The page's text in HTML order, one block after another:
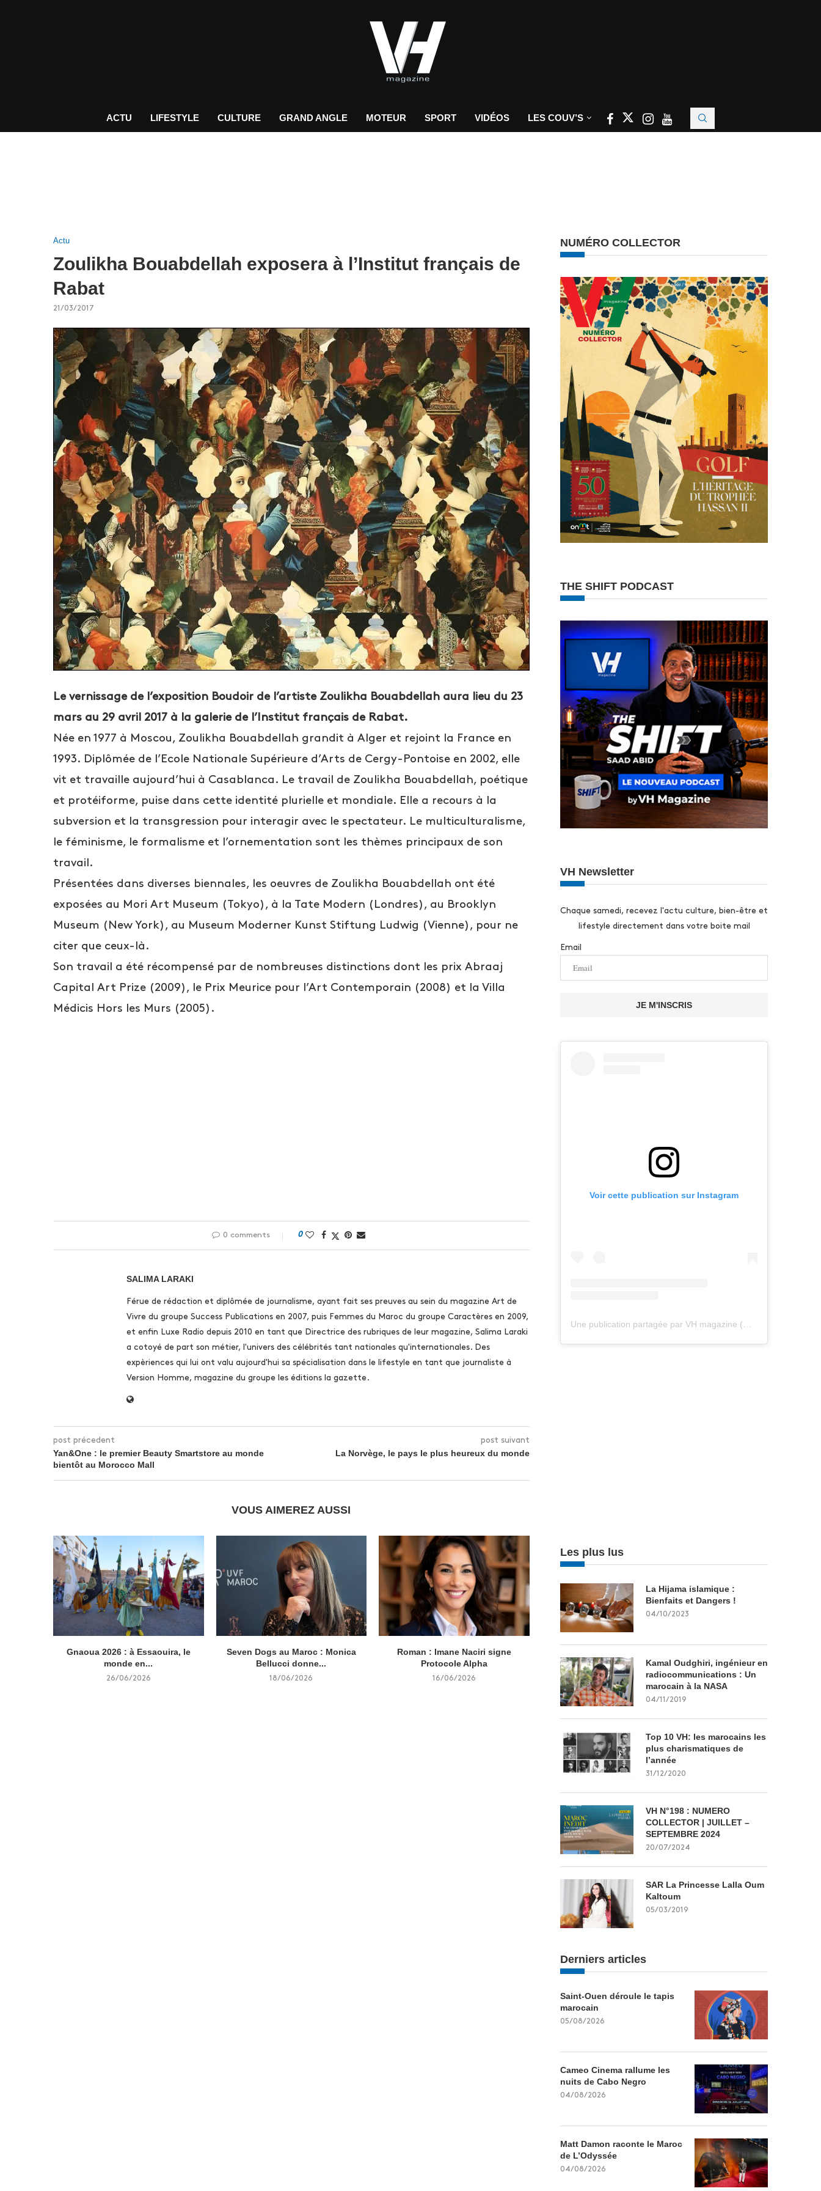
ACTU LIFESTYLE CULTURE GRAND ANGLE MOTEUR SPORT VIDÉOS LES COUV’S
Actu
Zoulikha Bouabdellah exposera à l’Institut français de
Rabat
21/03/2017
Le vernissage de l’exposition Boudoir de l’artiste Zoulikha Bouabdellah aura lieu du 23
mars au 29 avril 2017 à la galerie de l’Institut français de Rabat.
Née en 1977 à Moscou, Zoulikha Bouabdellah grandit à Alger et rejoint la France en
1993. Diplômée de l’Ecole Nationale Supérieure d’Arts de Cergy-Pontoise en 2002, elle
vit et travaille aujourd’hui à Casablanca. Le travail de Zoulikha Bouabdellah, poétique
et protéiforme, puise dans cette identité plurielle et mondiale. Elle a recours à la
subversion et la transgression pour interagir avec le spectateur. Le multiculturalisme,
le féminisme, le formalisme et l’ornementation sont les thèmes principaux de son
travail.
Présentées dans diverses biennales, les oeuvres de Zoulikha Bouabdellah ont été
exposées au Mori Art Museum (Tokyo), à la Tate Modern (Londres), au Brooklyn
Museum (New York), au Museum Moderner Kunst Stiftung Ludwig (Vienne), pour ne
citer que ceux-là.
Son travail a été récompensé par de nombreuses distinctions dont les prix Abraaj
Capital Art Prize (2009), le Prix Meurice pour l’Art Contemporain (2008) et la Villa
Médicis Hors les Murs (2005).
0 comments 0
SALIMA LARAKI
Férue de rédaction et diplômée de journalisme, ayant fait ses preuves au sein du magazine Art de
Vivre du groupe Success Publications en 2007, puis Femmes du Maroc du groupe Caractères en 2009,
et enfin Luxe Radio depuis 2010 en tant que Directrice des rubriques de leur magazine, Salima Laraki
a cotoyé de part son métier, l'univers des célébrités tant nationales qu'internationales. Des
expèriences qui lui ont valu aujourd'hui sa spécialisation dans le lifestyle en tant que journaliste à
Version Homme, magazine du groupe les éditions la gazette.
post précedent
Yan&One : le premier Beauty Smartstore au monde
bientôt au Morocco Mall
post suivant
La Norvège, le pays le plus heureux du monde
VOUS AIMEREZ AUSSI
Gnaoua 2026 : à Essaouira, le
monde en...
26/06/2026
Seven Dogs au Maroc : Monica
Bellucci donne...
18/06/2026
Roman : Imane Naciri signe
Protocole Alpha
16/06/2026
NUMÉRO COLLECTOR
THE SHIFT PODCAST
VH Newsletter
Chaque samedi, recevez l'actu culture, bien-être et
lifestyle directement dans votre boite mail
Email
JE M'INSCRIS
Voir cette publication sur Instagram
Les plus lus
La Hijama islamique :
Bienfaits et Dangers !
04/10/2023
Kamal Oudghiri, ingénieur en
radiocommunications : Un
marocain à la NASA
04/11/2019
Top 10 VH: les marocains les
plus charismatiques de
l’année
31/12/2020
VH N°198 : NUMERO
COLLECTOR | JUILLET –
SEPTEMBRE 2024
20/07/2024
SAR La Princesse Lalla Oum
Kaltoum
05/03/2019
Derniers articles
Saint-Ouen déroule le tapis
marocain
05/08/2026
Cameo Cinema rallume les
nuits de Cabo Negro
04/08/2026
Matt Damon raconte le Maroc
de L’Odyssée
04/08/2026